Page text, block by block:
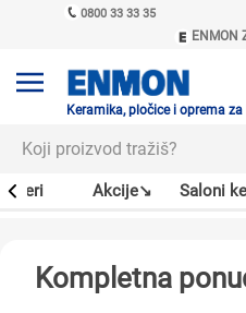
0800 33 33 35
ENMON
Keramika, pločice i oprema
Akcije↘ Saloni
Kompletna